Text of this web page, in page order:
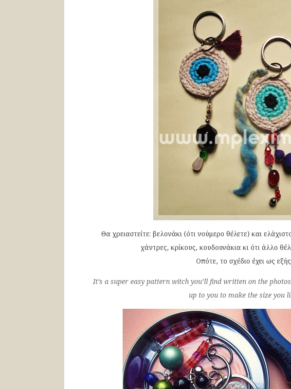
Θα χρειαστείτε: βελονάκι (ότι νούμερο θέλετε) και
χάντρες, κρίκους, κουδουνάκια κι ότι άλλο
Οπότε, το σχέδιο έχει ως
It’s a super easy pattern witch you’ll find written on the
up to you to make the size you